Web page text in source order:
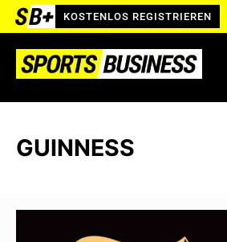
KOSTENLOS REGISTRIEREN
GUINNESS